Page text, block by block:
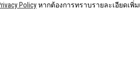
Policyหากต้องการทราบรายละเอียดเพิ่ม